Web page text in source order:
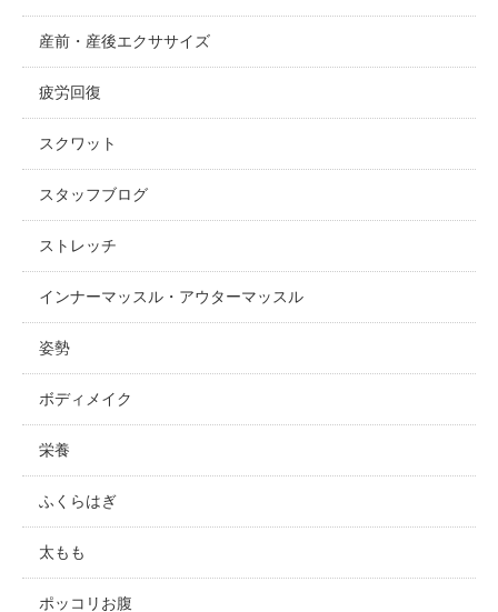
産前・産後エクササイズ
疲労回復
スクワット
スタッフブログ
ストレッチ
インナーマッスル・アウターマッスル
姿勢
ボディメイク
栄養
ふくらはぎ
太もも
ポッコリお腹